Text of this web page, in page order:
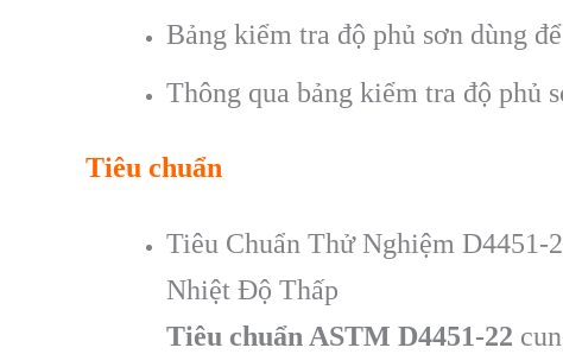
Bảng kiểm tra độ phủ sơn dùng
Thông qua bảng kiểm tra độ phủ
Tiêu chuẩn
Tiêu Chuẩn Thử Nghiệm
Nhiệt Độ Thấp
Tiêu chuẩn ASTM D4451-22